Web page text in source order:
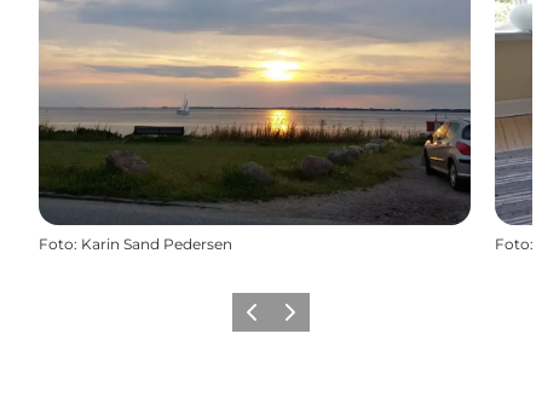
Foto: Karin Sand Pedersen Foto:
ForrigeNæste